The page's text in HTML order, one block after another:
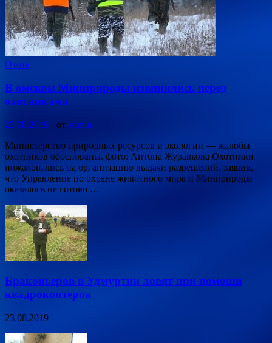
Охота
В омском Минприроды извинились перед
охотниками
23.08.2019 - от admin
Министерство природных ресурсов и экологии — жалобы
охотников обоснованы. фото: Антона Журавкова Охотники
пожаловались на организацию выдачи разрешений, заявив,
что Управление по охране животного мира и Минприроды
оказалось не готово …
Браконьеров в Удмуртии ловят при помощи
квадрокоптеров
23.08.2019